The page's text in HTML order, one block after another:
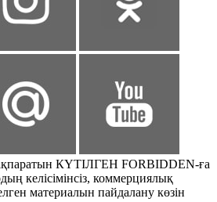
КҮТІЛГЕН FORBIDDEN-ға
келісімінсіз, коммерциялық
материалын пайдалану көзін